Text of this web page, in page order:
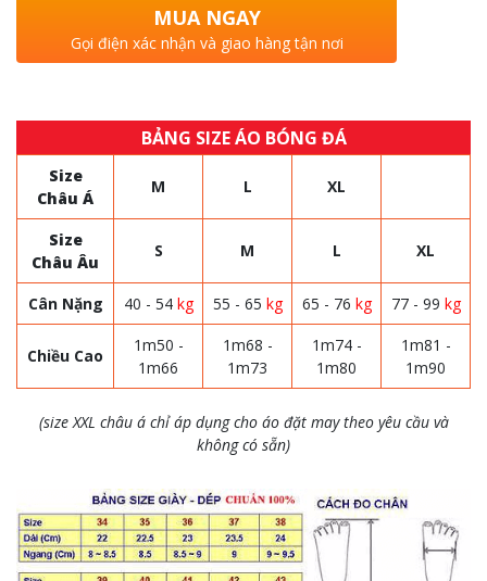
MUA NGAY
Gọi điện xác nhận và giao hàng tận nơi
BẢNG SIZE ÁO BÓNG ĐÁ
Size
Châu Á
M L XL
Size
Châu Âu
S M L XL
Cân Nặng 40 - 54 kg 55 - 65 kg 65 - 76 kg 77 - 99 kg
Chiều Cao
1m50 -
1m66
1m68 -
1m73
1m74 -
1m80
1m81 -
1m90
(size XXL châu á chỉ áp dụng cho áo đặt may theo yêu cầu và
không có sẵn)